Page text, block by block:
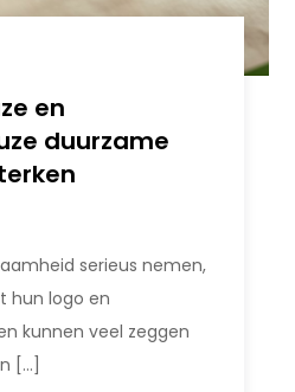
en
duurzame
serieus nemen,
hun logo en
kunnen veel zeggen
[…]